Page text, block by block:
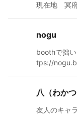
現在地 冥
nogu
boothで拙
tps://
八（わかつ
友人のキャ